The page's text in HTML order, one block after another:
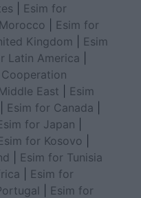
Esim for
Esim for
Kingdom
Esim
Latin America
East
Esim
Esim for Canada
for Japan
for Kosovo
Esim for Tunisia
Esim for
Esim for